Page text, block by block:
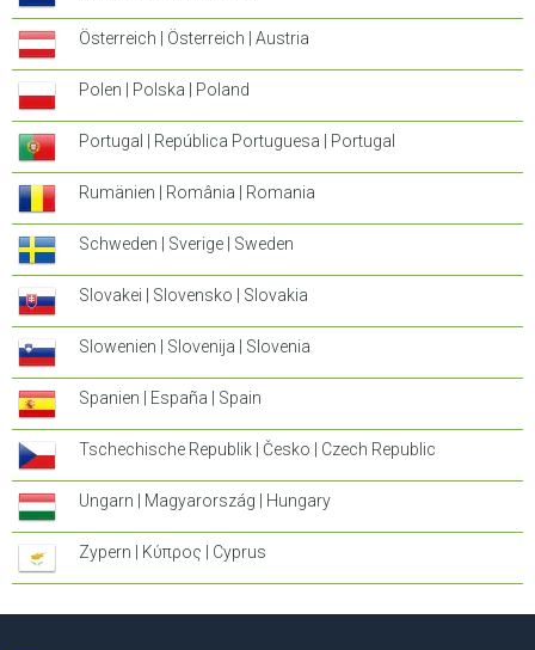
Österreich | Österreich | Austria
Polen | Polska | Poland
Portugal | República Portuguesa | Portugal
Rumänien | România | Romania
Schweden | Sverige | Sweden
Slovakei | Slovensko | Slovakia
Slowenien | Slovenija | Slovenia
Spanien | España | Spain
Tschechische Republik | Česko | Czech Republic
Ungarn | Magyarország | Hungary
Zypern | Κύπρος | Cyprus